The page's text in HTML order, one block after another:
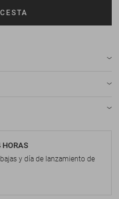
HORAS
y día de lanzamiento de